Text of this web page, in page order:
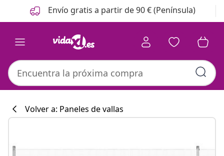
Anterior
Siguiente Envío gratis a partir de 90 € (Península)
Volver a: Paneles de vallas